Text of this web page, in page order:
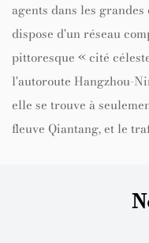
agents dans les
dispose d'un réseau
pittoresque « cité
l'autoroute Hangzhou-
elle se trouve à
fleuve Qiantang, et le